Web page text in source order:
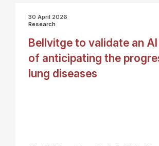
30 April 2026
Research
Bellvitge to validate an
of anticipating the
lung diseases